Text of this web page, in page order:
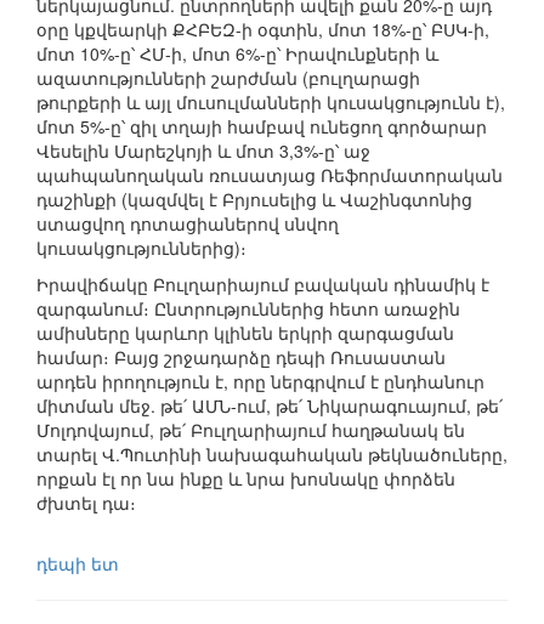
ներկայացնում. ընտրողների ավելի քան 20%-ը այդ
օրը կքվեարկի ՔՀԲԵԶ-ի օգտին, մոտ 18%-ը՝ ԲՍԿ-ի,
մոտ 10%-ը՝ ՀՄ-ի, մոտ 6%-ը՝ Իրավունքների և
ազատությունների շարժման (բուլղարացի
թուրքերի և այլ մուսուլմանների կուսակցությունն է),
մոտ 5%-ը՝ զիլ տղայի համբավ ունեցող գործարար
Վեսելին Մարեշկոյի և մոտ 3,3%-ը՝ աջ
պահպանողական ռուսատյաց Ռեֆորմատորական
դաշինքի (կազմվել է Բրյուսելից և Վաշինգտոնից
ստացվող դոտացիաներով սնվող
կուսակցություններից)։
Իրավիճակը Բուլղարիայում բավական դինամիկ է
զարգանում։ Ընտրություններից հետո առաջին
ամիսները կարևոր կլինեն երկրի զարգացման
համար։ Բայց շրջադարձը դեպի Ռուսաստան
արդեն իրողություն է, որը ներգրվում է ընդհանուր
միտման մեջ. թե՛ ԱՄՆ-ում, թե՛ Նիկարագուայում, թե՛
Մոլդովայում, թե՛ Բուլղարիայում հաղթանակ են
տարել Վ.Պուտինի նախագահական թեկնածուները,
որքան էլ որ նա ինքը և նրա խոսնակը փորձեն
ժխտել դա։
դեպի ետ